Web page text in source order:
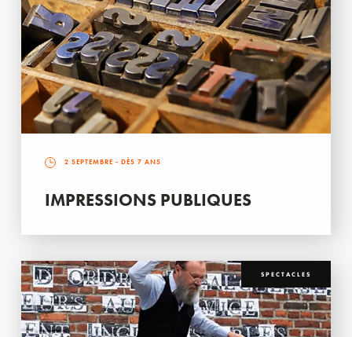
2 SEPTEMBRE - DÈS 7 ANS
IMPRESSIONS PUBLIQUES
SPECTACLES